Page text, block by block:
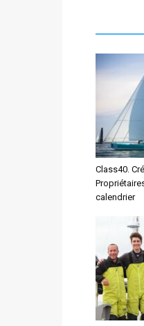
Class40.
calendrier